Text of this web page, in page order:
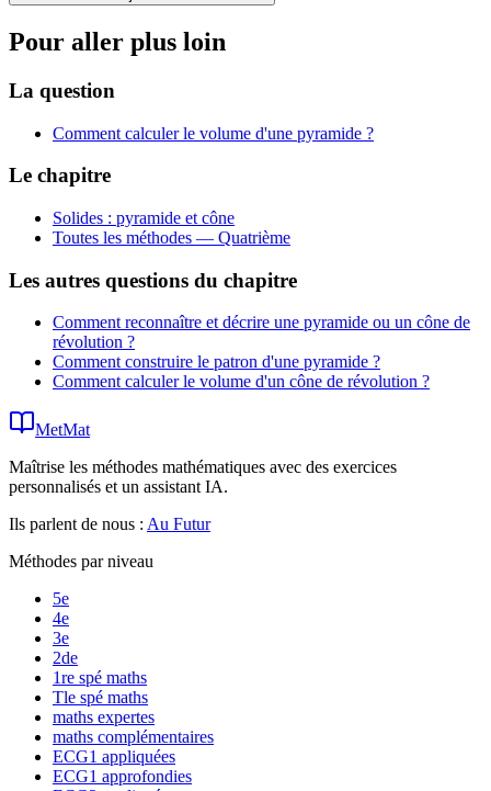
Pour aller plus loin
La question
Comment calculer le volume d'une pyramide ?
Le chapitre
Solides : pyramide et cône
Toutes les méthodes — Quatrième
Les autres questions du chapitre
Comment reconnaître et décrire une pyramide ou un cône de
révolution ?
Comment construire le patron d'une pyramide ?
Comment calculer le volume d'un cône de révolution ?
MetMat
Maîtrise les méthodes mathématiques avec des exercices
personnalisés et un assistant IA.
Ils parlent de nous : Au Futur
Méthodes par niveau
5e
4e
3e
2de
1re spé maths
Tle spé maths
maths expertes
maths complémentaires
ECG1 appliquées
ECG1 approfondies